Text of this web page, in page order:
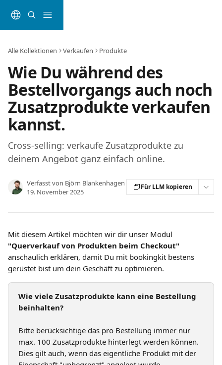
Alle Kollektionen Verkaufen Produkte
Wie Du während des
Bestellvorgangs auch noch
Zusatzprodukte verkaufen
kannst.
Cross-selling: verkaufe Zusatzprodukte zu
deinem Angebot ganz einfach online.
Verfasst von Björn Blankenhagen
19. November 2025
Für LLM kopieren
Mit diesem Artikel möchten wir dir unser Modul
"Querverkauf von Produkten beim Checkout"
anschaulich erklären, damit Du mit bookingkit bestens
gerüstet bist um dein Geschäft zu optimieren.
Wie viele Zusatzprodukte kann eine Bestellung
beinhalten?
Bitte berücksichtige das pro Bestellung immer nur
max. 100 Zusatzprodukte hinterlegt werden können.
Dies gilt auch, wenn das eigentliche Produkt mit der